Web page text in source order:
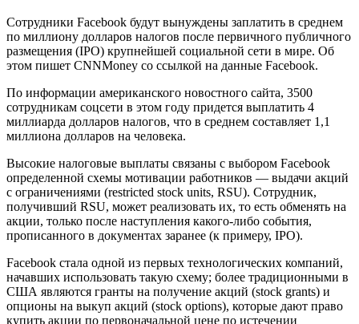
Сотрудники Facebook будут вынуждены заплатить в среднем
по миллиону долларов налогов после первичного публичного
размещения (IPO) крупнейшей социальной сети в мире. Об
этом пишет CNNMoney со ссылкой на данные Facebook.
По информации американского новостного сайта, 3500
сотрудникам соцсети в этом году придется выплатить 4
миллиарда долларов налогов, что в среднем составляет 1,1
миллиона долларов на человека.
Высокие налоговые выплаты связаны с выбором Facebook
определенной схемы мотивации работников — выдачи акций
с ограничениями (restricted stock units, RSU). Сотрудник,
получивший RSU, может реализовать их, то есть обменять на
акции, только после наступления какого-либо события,
прописанного в документах заранее (к примеру, IPO).
Facebook стала одной из первых технологических компаний,
начавших использовать такую схему; более традиционными в
США являются гранты на получение акций (stock grants) и
опционы на выкуп акций (stock options), которые дают право
купить акции по первоначальной цене по истечении